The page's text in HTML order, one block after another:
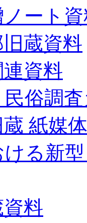
ート
蔵資料
資料
俗調査
紙媒
ける新
料